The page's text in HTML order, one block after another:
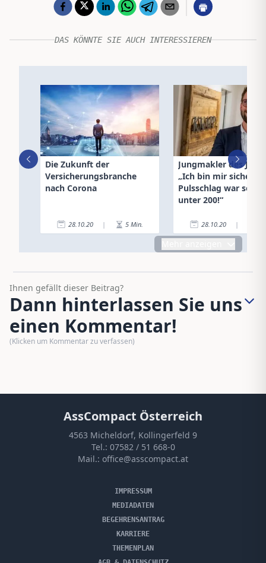
DAS KÖNNTE SIE AUCH INTERESSIEREN
Die Zukunft der
Versicherungsbranche
nach Corona
28.10.20 | 5 Min.
Jungmakler des
„Ich bin mir sicher,
Pulsschlag war selten
unter 200!“
28.10.20 |
Ihnen gefällt dieser Beitrag?
Dann hinterlassen Sie uns
einen Kommentar!
(Klicken um Kommentar zu verfassen)
AssCompact Österreich
4563 Micheldorf, Kollingerfeld 9
Tel.: 07582 / 51 668-0
Mail.: office@asscompact.at
IMPRESSUM
MEDIADATEN
BEGEHRENSANTRAG
KARRIERE
THEMENPLAN